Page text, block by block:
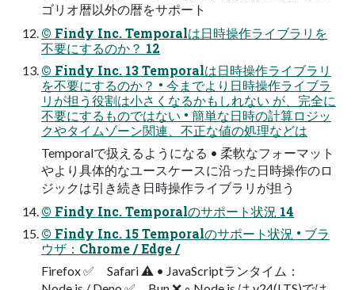
ゴリオ暦以外の暦をサポート
© Findy Inc. Temporalは⽇時操作ライブラリを
不要にするのか？ 12
© Findy Inc. 13 Temporalは⽇時操作ライブラリ
を不要にするのか？ • 今までより⽇時操作ライブラ
リが担う役割は⼩さくなるかもしれない が、完全に
不要にするものではない • 簡単な⽇時の計算ロジッ
クやタイムゾーン関連、不正な値の処理などは
Temporalで扱えるようになる • 柔軟なフォーマット
やより具体的なユースケースに沿った⽇時操作のロ
ジックは引き続き⽇時操作ライブラリが担う
© Findy Inc. Temporalのサポート状況 14
© Findy Inc. 15 Temporalのサポート状況 • ブラ
ウザ：Chrome / Edge /
Firefox ✅ Safari ⚠ • JavaScriptランタイム：